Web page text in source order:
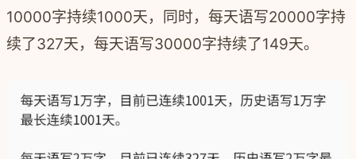
10000字持续1000天，同时，每天语写20000字持
续了327天，每天语写30000字持续了149天。